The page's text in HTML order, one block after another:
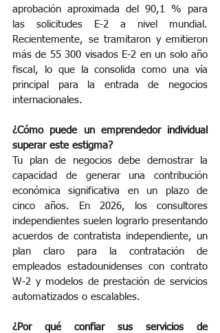
aprobación aproximada del 90,1 % para
las solicitudes E-2 a nivel mundial.
Recientemente, se tramitaron y emitieron
más de 55 300 visados E-2 en un solo año
fiscal, lo que la consolida como una vía
principal para la entrada de negocios
internacionales.
¿Cómo puede un emprendedor individual
superar este estigma?
Tu plan de negocios debe demostrar la
capacidad de generar una contribución
económica significativa en un plazo de
cinco años. En 2026, los consultores
independientes suelen lograrlo presentando
acuerdos de contratista independiente, un
plan claro para la contratación de
empleados estadounidenses con contrato
W-2 y modelos de prestación de servicios
automatizados o escalables.
¿Por qué confiar sus servicios de